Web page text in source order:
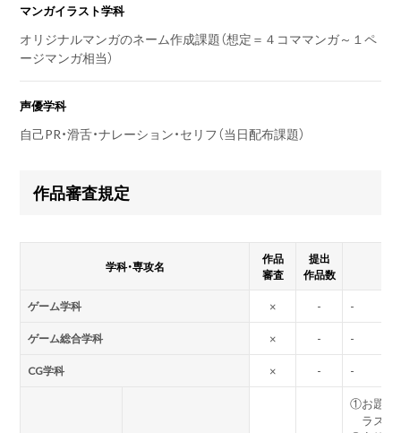
マンガイラスト学科
オリジナルマンガのネーム作成課題（想定＝４コママンガ～１ペ
ージマンガ相当）
声優学科
自己PR・滑舌・ナレーション・セリフ（当日配布課題）
作品審査規定
学科・専攻名
作品
審査
提出
作品数
ゲーム学科
× - -
ゲーム総合学科 × - -
CG学科 × -
-
①お題「
ラスト